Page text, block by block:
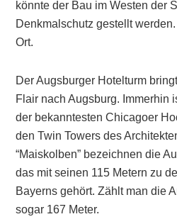
könnte der Bau im Westen der
Denkmalschutz gestellt
Ort.
Der Augsburger Hotelturm
Flair nach Augsburg. Immerhin
der bekanntesten Chicagoer
den Twin Towers des
“Maiskolben” bezeichnen die
das mit seinen 115 Metern zu
Bayerns gehört. Zählt man die
sogar 167 Meter.